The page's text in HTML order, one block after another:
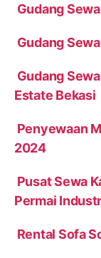
Gudang
Gudang
Gudang
Estate Bekasi
Penyewaan
2024
Pusat Sewa
Permai
Rental Sofa